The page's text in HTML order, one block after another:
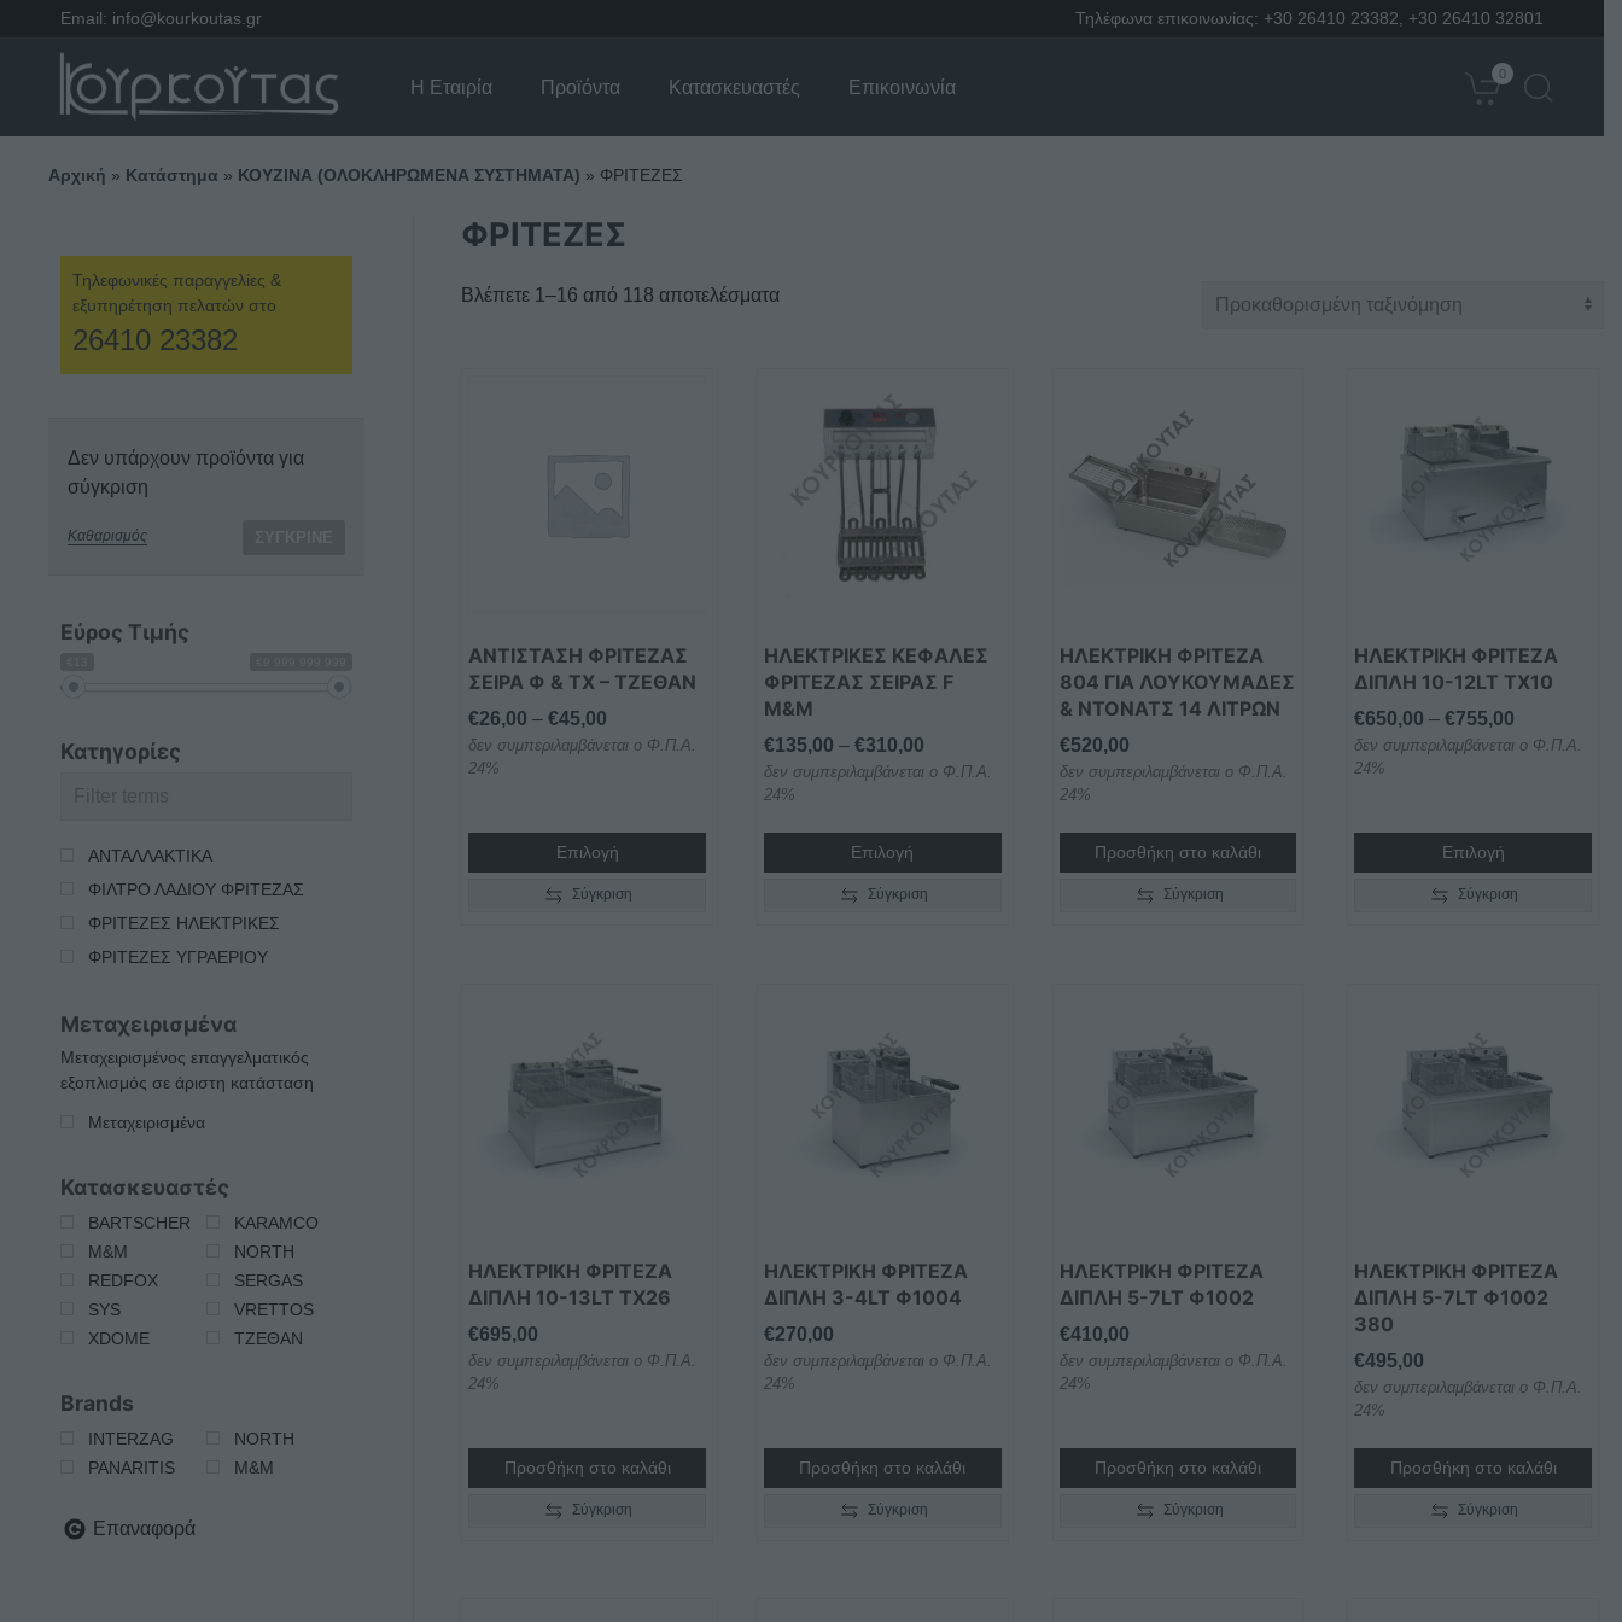
Email: info@kourkoutas.gr Τηλέφωνα επικοινωνίας: +30 26410 23382 +30 26410 32801
Η Εταιρία Προϊόντα Κατασκευαστές Επικοινωνία
0
Αρχική » Κατάστημα » ΚΟΥΖΙΝΑ (ΟΛΟΚΛΗΡΩΜΕΝΑ ΣΥΣΤΗΜΑΤΑ) » ΦΡΙΤΕΖΕΣ
Τηλεφωνικές παραγγελίες &
εξυπηρέτηση πελατών στο
26410 23382
Δεν υπάρχουν προϊόντα για
σύγκριση
Καθαρισμός
Εύρος Τιμής
Κατηγορίες
ΑΝΤΑΛΛΑΚΤΙΚΑ
ΦΙΛΤΡΟ ΛΑΔΙΟΥ ΦΡΙΤΕΖΑΣ
ΦΡΙΤΕΖΕΣ ΗΛΕΚΤΡΙΚΕΣ
ΦΡΙΤΕΖΕΣ ΥΓΡΑΕΡΙΟΥ
Μεταχειρισμένα
Μεταχειρισμένος επαγγελματικός
εξοπλισμός σε άριστη κατάσταση
Μεταχειρισμένα
Κατασκευαστές
BARTSCHER
KARAMCO
M&M
NORTH
REDFOX
SERGAS
SYS
VRETTOS
XDOME
ΤΖΕΘΑΝ
Brands
INTERZAG
NORTH
PANARITIS
Μ&Μ
Επαναφορά
ΦΡΙΤΕΖΕΣ
Βλέπετε 1–16 από 118 αποτελέσματα
ΑΝΤΙΣΤΑΣΗ ΦΡΙΤΕΖΑΣ
ΣΕΙΡΑ Φ & TX – ΤΖΕΘΑΝ
€26,00 – €45,00
range:
€45,00
δεν συμπεριλαμβάνεται ο Φ.Π.Α.
24%
Επιλογή
να
επιλεγούν
στη
σελίδα
του
Σύγκριση
ΗΛΕΚΤΡΙΚΕΣ ΚΕΦΑΛΕΣ
ΦΡΙΤΕΖΑΣ ΣΕΙΡΑΣ F
M&M
€135,00 – €310,00Price
range:
through
δεν συμπεριλαμβάνεται ο Φ.Π.Α.
24%
Επιλογή
παραλλαγές.
να
επιλεγούν
στη
σελίδα
του
προϊόντος
Σύγκριση
ΗΛΕΚΤΡΙΚΉ ΦΡΙΤΈΖΑ
804 ΓΙΑ ΛΟΥΚΟΥΜΆΔΕΣ
& ΝΤΌΝΑΤΣ 14 ΛΊΤΡΩΝ
€520,00
δεν συμπεριλαμβάνεται ο Φ.Π.Α.
24%
Προσθήκη στο καλάθι
Σύγκριση
ΗΛΕΚΤΡΙΚΗ ΦΡΙΤΕΖΑ
ΔΙΠΛΗ 10-12LT TX10
€650,00 – €755,00
range:
€755,00
δεν συμπεριλαμβάνεται ο Φ.Π.Α.
24%
Επιλογή
παραλλαγές.
να
επιλεγούν
στη
σελίδα
του
Σύγκριση
ΗΛΕΚΤΡΙΚΗ ΦΡΙΤΕΖΑ
ΔΙΠΛΗ 10-13LT TX26
€695,00
δεν συμπεριλαμβάνεται ο Φ.Π.Α.
24%
Προσθήκη στο καλάθι
Σύγκριση
ΗΛΕΚΤΡΙΚΗ ΦΡΙΤΕΖΑ
ΔΙΠΛΗ 3-4LT Φ1004
€270,00
δεν συμπεριλαμβάνεται ο Φ.Π.Α.
24%
Προσθήκη στο καλάθι
Σύγκριση
ΗΛΕΚΤΡΙΚΗ ΦΡΙΤΕΖΑ
ΔΙΠΛΗ 5-7LT Φ1002
€410,00
δεν συμπεριλαμβάνεται ο Φ.Π.Α.
24%
Προσθήκη στο καλάθι
Σύγκριση
ΗΛΕΚΤΡΙΚΗ ΦΡΙΤΕΖΑ
ΔΙΠΛΗ 5-7LT Φ1002
380
€495,00
δεν συμπεριλαμβάνεται ο Φ.Π.Α.
24%
Προσθήκη στο καλάθι
Σύγκριση